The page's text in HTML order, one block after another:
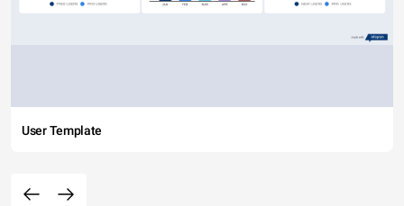
User Template